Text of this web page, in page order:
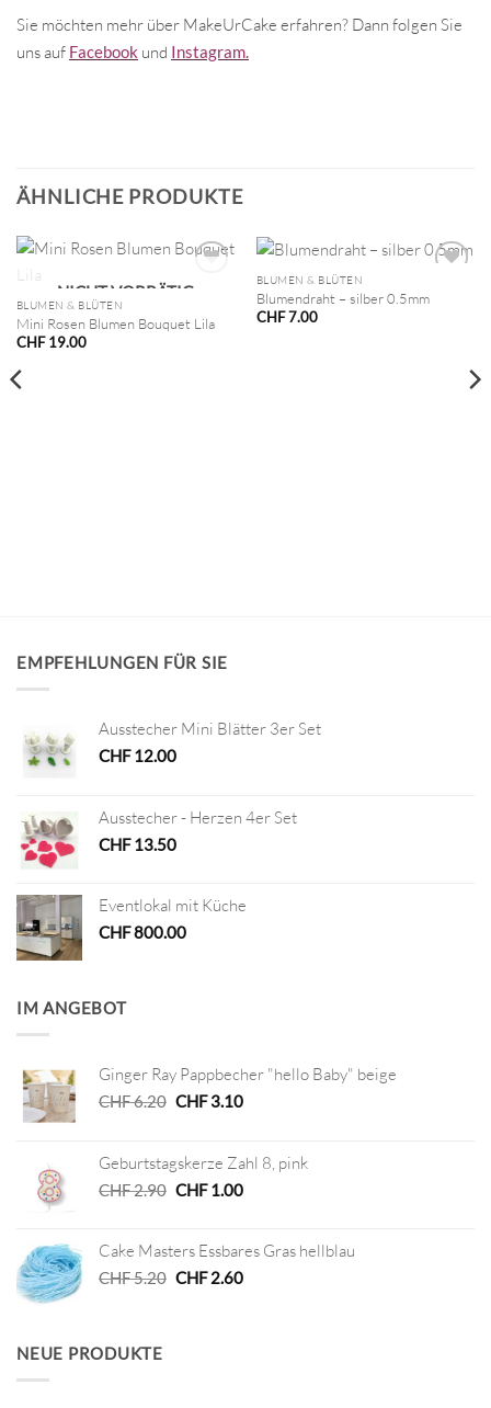
Sie möchten mehr über MakeUrCake erfahren? Dann folgen Sie
uns auf Facebook und Instagram.
ÄHNLICHE PRODUKTE
NICHT VORRÄTIG
BLUMEN & BLÜTEN
Mini Rosen Blumen Bouquet Lila
CHF19.00
BLUMEN & BLÜTEN
Blumendraht – silber 0.5mm
CHF7.00
EMPFEHLUNGEN FÜR SIE
Ausstecher Mini Blätter 3er Set
CHF12.00
Ausstecher - Herzen 4er Set
CHF13.50
Eventlokal mit Küche
CHF800.00
IM ANGEBOT
Ginger Ray Pappbecher "hello Baby" beige
CHF6.20 Ursprünglicher
CHF 6.20
CHF3.10Aktueller
CHF 3.10.
Geburtstagskerze Zahl 8, pink
CHF2.90 Ursprünglicher
CHF 2.90
CHF1.00Aktueller
CHF 1.00.
Cake Masters Essbares Gras hellblau
CHF5.20 Ursprünglicher
CHF2.60Aktueller
NEUE PRODUKTE